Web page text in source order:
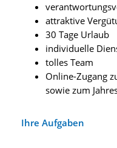
attraktive
30 Tage Urlaub
individuelle
tolles Team
Online-Zugang
sowie zum
Ihre Aufgaben